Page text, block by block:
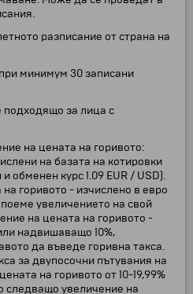
разписание от страна на
минимум 30 записани
подходящо за лица с
на цената на горивото:
на базата на котировки
обменен курс 1.09 EUR / USD).
горивото - изчислено в евро
увеличението на свой
на цената на горивото -
надвишаващо 10%,
да въведе горивна такса.
за двупосочни пътувания на
на горивото от 10-19,99%
следващо увеличение на